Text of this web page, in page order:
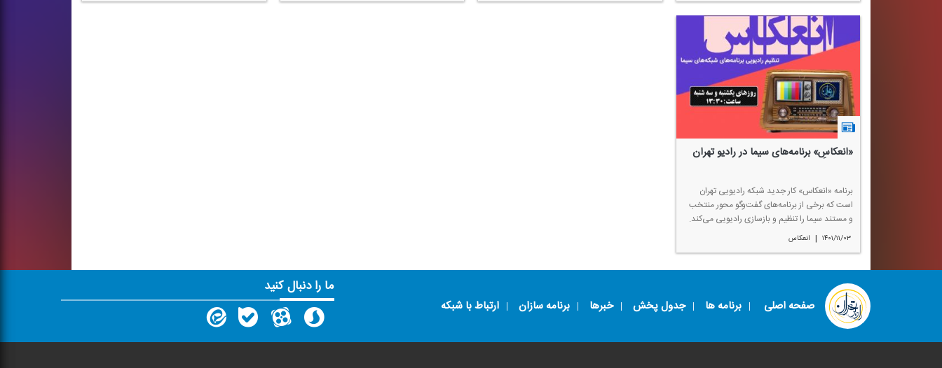
«انعكاسِ» برنامه‌های سیما در رادیو تهران
برنامه «انعكاس» كار جدید شبكه رادیویی تهران
است كه برخی از برنامه‌های گفت‌و‌گو محور منتخب
و مستند سیما را تنظیم و بازسازی رادیویی می‌كند.
۱۴۰۱/۱۱/۰۳ | انعكاس
صفحه اصلی برنامه ها جدول پخش خبرها برنامه سازان ارتباط با شبکه
ما را دنبال کنید